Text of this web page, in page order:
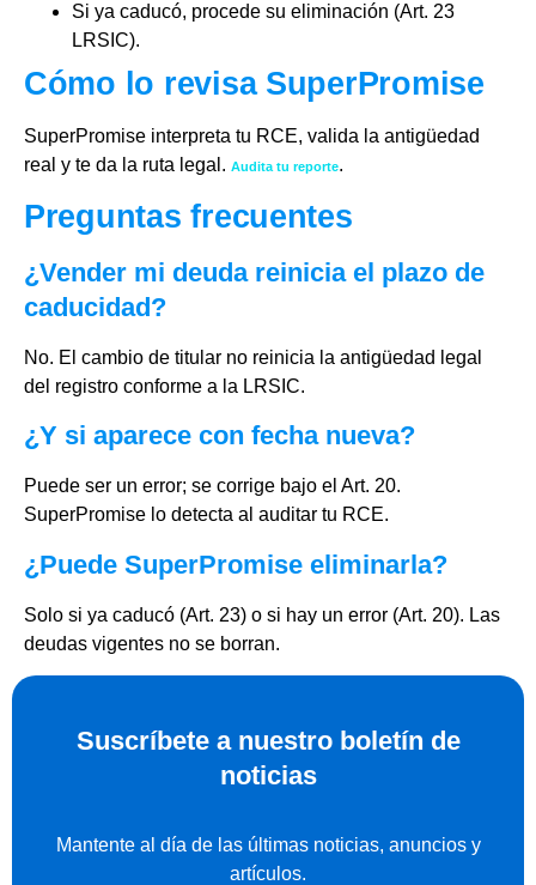
Si ya caducó, procede su eliminación (Art. 23
LRSIC).
Cómo lo revisa SuperPromise
SuperPromise interpreta tu RCE, valida la antigüedad
real y te da la ruta legal. Audita tu reporte.
Preguntas frecuentes
¿Vender mi deuda reinicia el plazo de
caducidad?
No. El cambio de titular no reinicia la antigüedad legal
del registro conforme a la LRSIC.
¿Y si aparece con fecha nueva?
Puede ser un error; se corrige bajo el Art. 20.
SuperPromise lo detecta al auditar tu RCE.
¿Puede SuperPromise eliminarla?
Solo si ya caducó (Art. 23) o si hay un error (Art. 20). Las
deudas vigentes no se borran.
Suscríbete a nuestro boletín de
noticias
Mantente al día de las últimas noticias, anuncios y
artículos.